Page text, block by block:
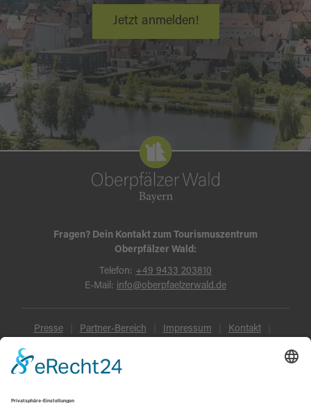
Jetzt anmelden!
Fragen? Dein Kontakt zum Tourismuszentrum
Oberpfälzer Wald:
Telefon: +49 9433 203810
E-Mail: info@oberpfaelzerwald.de
Presse Partner-Bereich Impressum Kontakt
Datenschutz